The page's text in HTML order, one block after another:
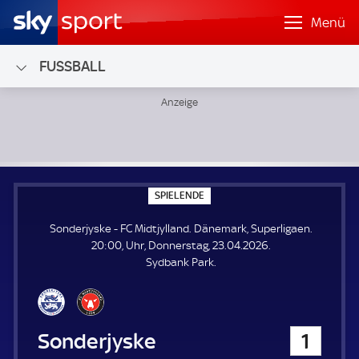
Menü
FUSSBALL
SPIELENDE
P
E
E
N
Sonderjyske - FC Midtjylland. Dänemark, Superligaen.
20:00, Uhr, Donnerstag, 23.04.2026.
Sydbank Park.
Sonderjyske
1